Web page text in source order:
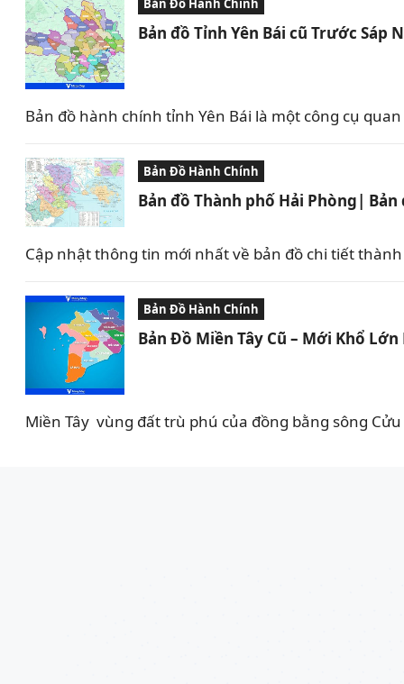
Bản Đồ Hành Chính
Bản đồ Tỉnh Yên Bái cũ Trước Sáp
Bản đồ hành chính tỉnh Yên Bái là một công cụ
Bản Đồ Hành Chính
Bản đồ Thành phố Hải Phòng|
Cập nhật thông tin mới nhất về bản đồ chi tiết
Bản Đồ Hành Chính
Bản Đồ Miền Tây Cũ – Mới Khổ
Miền Tây vùng đất trù phú của đồng bằng sông